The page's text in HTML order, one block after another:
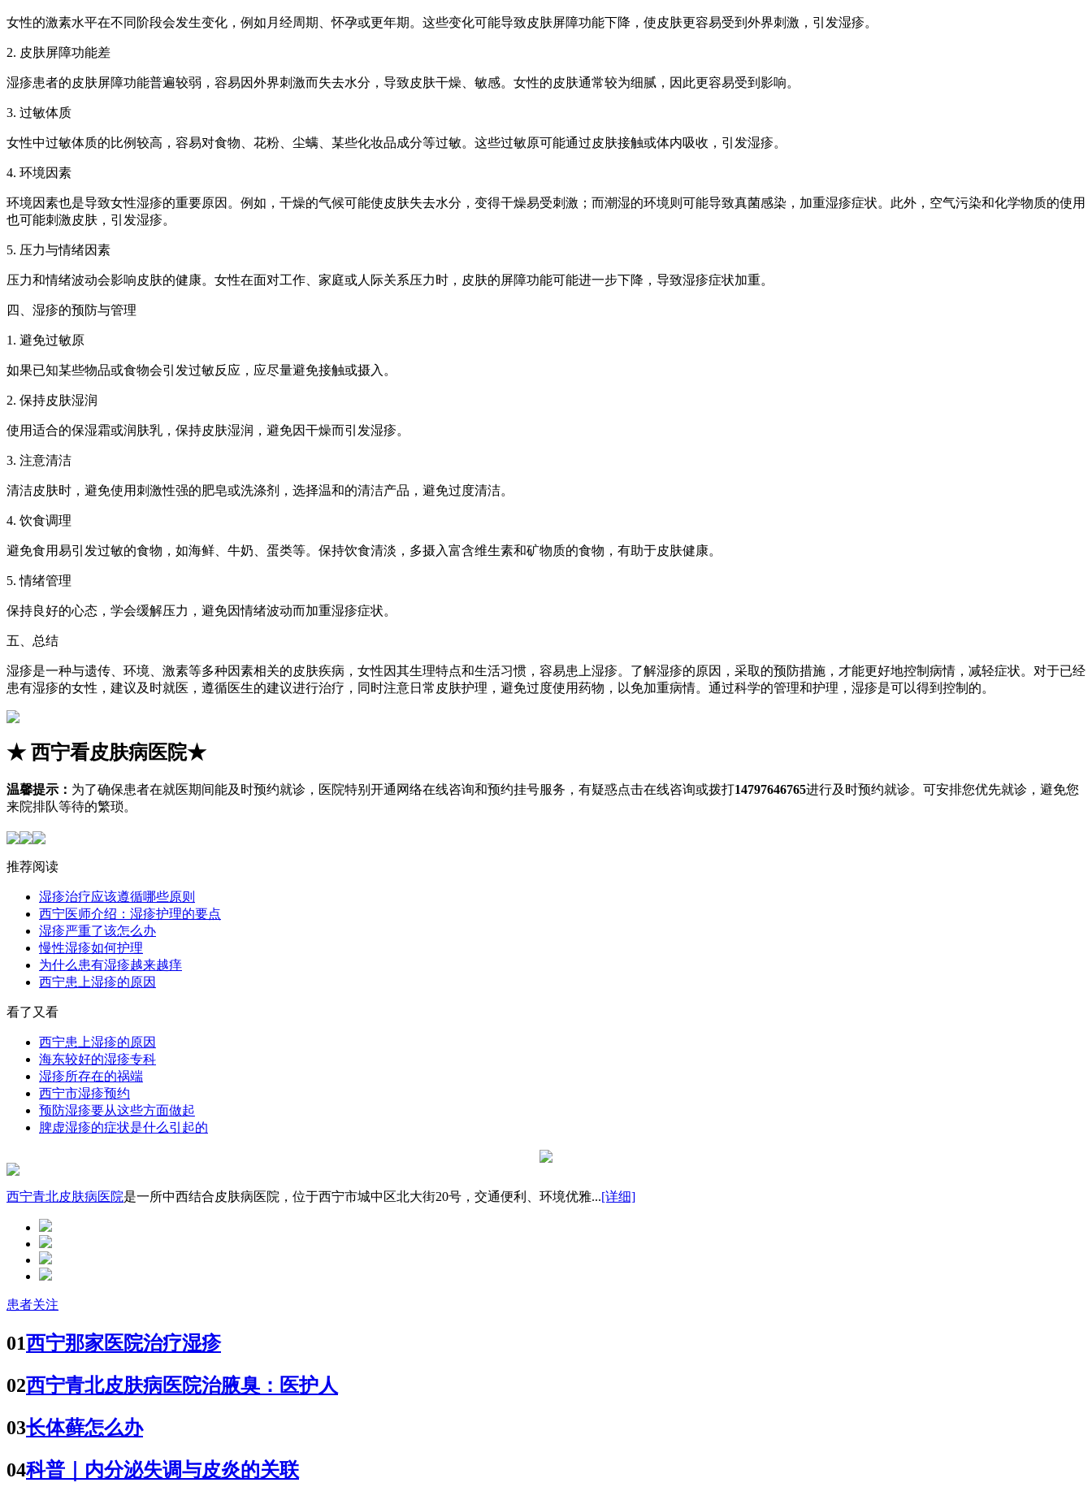
女性的激素水平在不同阶段会发生变化，例如月经周期、怀孕或更年期。这些变化可能导致皮肤屏障功能下降，使皮肤更容易受到外界刺激，引发湿疹。
2. 皮肤屏障功能差
湿疹患者的皮肤屏障功能普遍较弱，容易因外界刺激而失去水分，导致皮肤干燥、敏感。女性的皮肤通常较为细腻，因此更容易受到影响。
3. 过敏体质
女性中过敏体质的比例较高，容易对食物、花粉、尘螨、某些化妆品成分等过敏。这些过敏原可能通过皮肤接触或体内吸收，引发湿疹。
4. 环境因素
环境因素也是导致女性湿疹的重要原因。例如，干燥的气候可能使皮肤失去水分，变得干燥易受刺激；而潮湿的环境则可能导致真菌感染，加重湿疹症状。此外，空气污染和化学物质的使用
也可能刺激皮肤，引发湿疹。
5. 压力与情绪因素
压力和情绪波动会影响皮肤的健康。女性在面对工作、家庭或人际关系压力时，皮肤的屏障功能可能进一步下降，导致湿疹症状加重。
四、湿疹的预防与管理
1. 避免过敏原
如果已知某些物品或食物会引发过敏反应，应尽量避免接触或摄入。
2. 保持皮肤湿润
使用适合的保湿霜或润肤乳，保持皮肤湿润，避免因干燥而引发湿疹。
3. 注意清洁
清洁皮肤时，避免使用刺激性强的肥皂或洗涤剂，选择温和的清洁产品，避免过度清洁。
4. 饮食调理
避免食用易引发过敏的食物，如海鲜、牛奶、蛋类等。保持饮食清淡，多摄入富含维生素和矿物质的食物，有助于皮肤健康。
5. 情绪管理
保持良好的心态，学会缓解压力，避免因情绪波动而加重湿疹症状。
五、总结
湿疹是一种与遗传、环境、激素等多种因素相关的皮肤疾病，女性因其生理特点和生活习惯，容易患上湿疹。了解湿疹的原因，采取的预防措施，才能更好地控制病情，减轻症状。对于已经
患有湿疹的女性，建议及时就医，遵循医生的建议进行治疗，同时注意日常皮肤护理，避免过度使用药物，以免加重病情。通过科学的管理和护理，湿疹是可以得到控制的。
★西宁看皮肤病医院★
温馨提示： 为了确保患者在就医期间能及时预约就诊，医院特别开通网络在线咨询和预约挂号服务，有疑惑点击在线咨询或拨打14797646765进行及时预约就诊。可安排您优先就诊，避免您
来院排队等待的繁琐。
推荐阅读
湿疹治疗应该遵循哪些原则
西宁医师介绍：湿疹护理的要点
湿疹严重了该怎么办
慢性湿疹如何护理
为什么患有湿疹越来越痒
西宁患上湿疹的原因
看了又看
西宁患上湿疹的原因
海东较好的湿疹专科
湿疹所存在的祸端
西宁市湿疹预约
预防湿疹要从这些方面做起
脾虚湿疹的症状是什么引起的
西宁青北皮肤病医院是一所中西结合皮肤病医院，位于西宁市城中区北大街20号，交通便利、环境优雅...[详细]
患者关注
01西宁那家医院治疗湿疹
02西宁青北皮肤病医院治腋臭：医护人
03长体藓怎么办
04科普｜内分泌失调与皮炎的关联